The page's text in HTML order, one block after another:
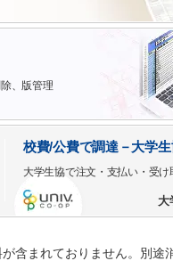
、版管理
校費/公費で調達－大学
大学生協で注文・支払い・受け
大
含まれておりません。別途